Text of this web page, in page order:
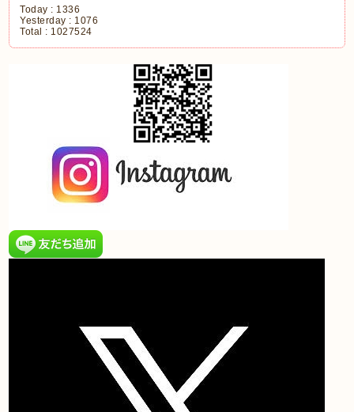
Today : 1336
Yesterday : 1076
Total : 1027524